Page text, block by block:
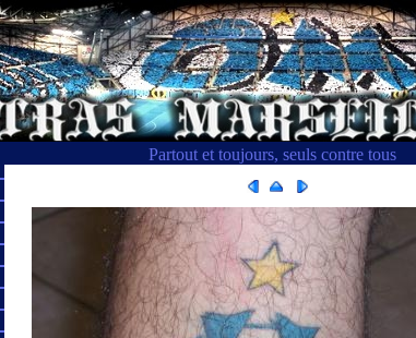
Partout et toujours, seuls contre tous